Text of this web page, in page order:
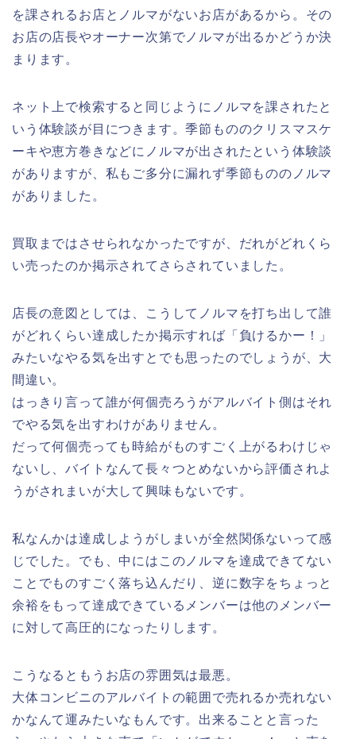
を課されるお店とノルマがないお店があるから。その
お店の店長やオーナー次第でノルマが出るかどうか決
まります。
ネット上で検索すると同じようにノルマを課されたと
いう体験談が目につきます。季節もののクリスマスケ
ーキや恵方巻きなどにノルマが出されたという体験談
がありますが、私もご多分に漏れず季節もののノルマ
がありました。
買取まではさせられなかったですが、だれがどれくら
い売ったのか掲示されてさらされていました。
店長の意図としては、こうしてノルマを打ち出して誰
がどれくらい達成したか掲示すれば「負けるかー！」
みたいなやる気を出すとでも思ったのでしょうが、大
間違い。
はっきり言って誰が何個売ろうがアルバイト側はそれ
でやる気を出すわけがありません。
だって何個売っても時給がものすごく上がるわけじゃ
ないし、バイトなんて長々つとめないから評価されよ
うがされまいが大して興味もないです。
私なんかは達成しようがしまいが全然関係ないって感
じでした。でも、中にはこのノルマを達成できてない
ことでものすごく落ち込んだり、逆に数字をちょっと
余裕をもって達成できているメンバーは他のメンバー
に対して高圧的になったりします。
こうなるともうお店の雰囲気は最悪。
大体コンビニのアルバイトの範囲で売れるか売れない
かなんて運みたいなもんです。出来ることと言った